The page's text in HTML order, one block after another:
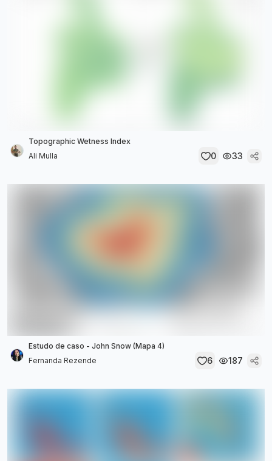
Topographic Wetness Index
Ali Mulla
0 33
Estudo de caso - John Snow (Mapa 4)
Fernanda Rezende
6 187